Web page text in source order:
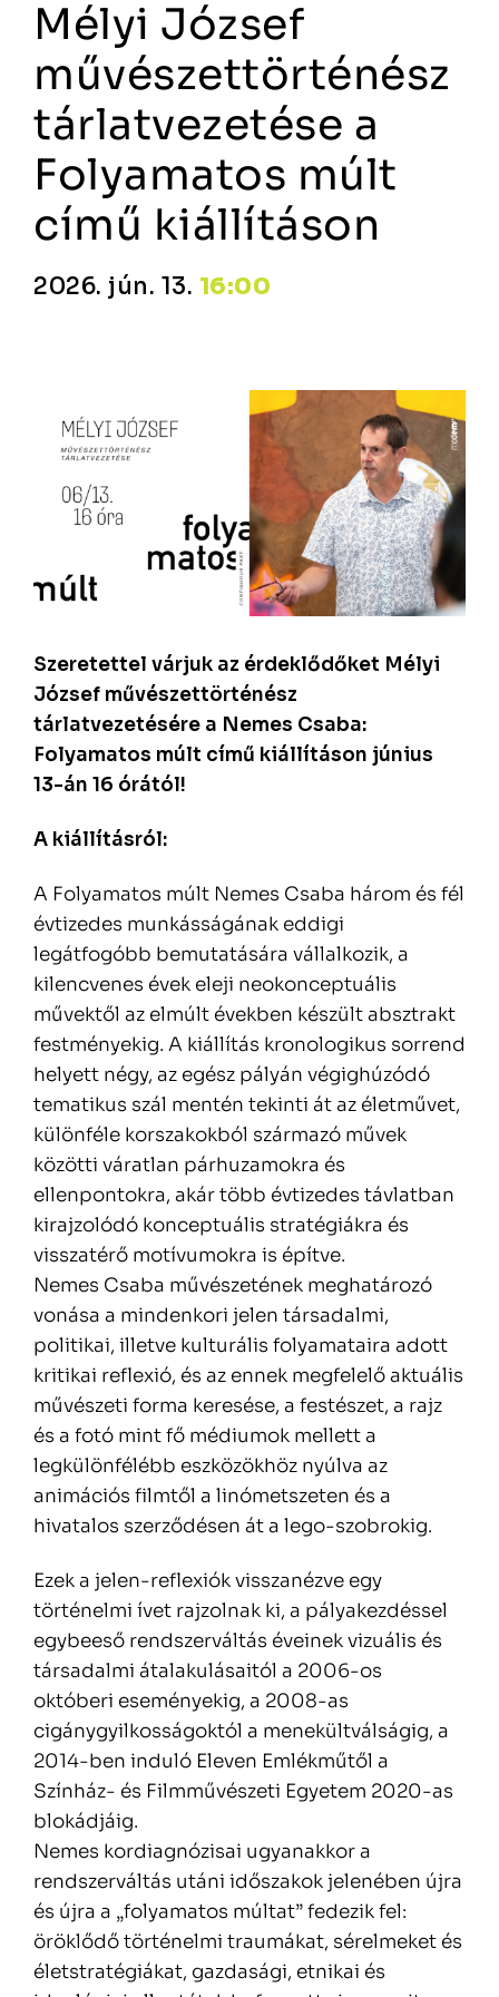
Mélyi József
művészettörténész
tárlatvezetése a
Folyamatos múlt
című kiállításon
2026. jún. 13. 16:00
Szeretettel várjuk az érdeklődőket Mélyi
József művészettörténész
tárlatvezetésére a Nemes Csaba:
Folyamatos múlt című kiállításon június
13-án 16 órától!
A kiállításról:
A Folyamatos múlt Nemes Csaba három és fél
évtizedes munkásságának eddigi
legátfogóbb bemutatására vállalkozik, a
kilencvenes évek eleji neokonceptuális
művektől az elmúlt években készült absztrakt
festményekig. A kiállítás kronologikus sorrend
helyett négy, az egész pályán végighúzódó
tematikus szál mentén tekinti át az életművet,
különféle korszakokból származó művek
közötti váratlan párhuzamokra és
ellenpontokra, akár több évtizedes távlatban
kirajzolódó konceptuális stratégiákra és
visszatérő motívumokra is építve.
Nemes Csaba művészetének meghatározó
vonása a mindenkori jelen társadalmi,
politikai, illetve kulturális folyamataira adott
kritikai reflexió, és az ennek megfelelő aktuális
művészeti forma keresése, a festészet, a rajz
és a fotó mint fő médiumok mellett a
legkülönfélébb eszközökhöz nyúlva az
animációs filmtől a linómetszeten és a
hivatalos szerződésen át a lego-szobrokig.
Ezek a jelen-reflexiók visszanézve egy
történelmi ívet rajzolnak ki, a pályakezdéssel
egybeeső rendszerváltás éveinek vizuális és
társadalmi átalakulásaitól a 2006-os
októberi eseményekig, a 2008-as
cigánygyilkosságoktól a menekültválságig, a
2014-ben induló Eleven Emlékműtől a
Színház- és Filmművészeti Egyetem 2020-as
blokádjáig.
Nemes kordiagnózisai ugyanakkor a
rendszerváltás utáni időszakok jelenében újra
és újra a „folyamatos múltat” fedezik fel:
öröklődő történelmi traumákat, sérelmeket és
életstratégiákat, gazdasági, etnikai és